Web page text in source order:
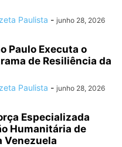
Paulista - junho 28, 2026
Paulo Executa o
de Resiliência da
Paulista - junho 28, 2026
Especializada
Humanitária de
Venezuela